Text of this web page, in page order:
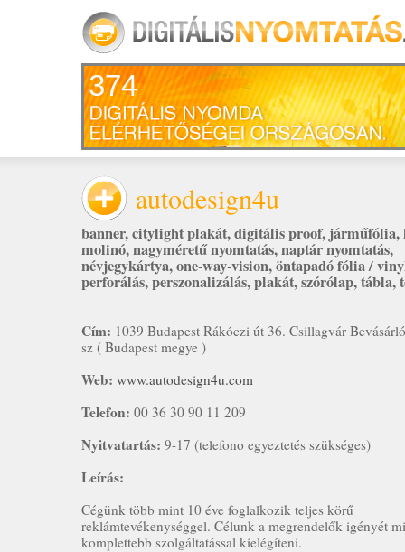
374
autodesign4u
banner,citylight plakát,digitális proof, járműfólia,
molinó,nagyméretű nyomtatás,naptár nyomtatás,
névjegykártya,one-way-vision,öntapadó fólia /
perforálás,perszonalizálás,plakát,szórólap,tábla,
Cím: 1039 Budapest Rákóczi út 36. Csillagvár
sz ( Budapest megye )
Web: www.autodesign4u.com
Telefon: 00 36 30 90 11 209
Nyitvatartás: 9-17 (telefono egyeztetés szükséges)
Leírás:
Cégünk több mint 10 éve foglalkozik teljes körű
reklámtevékenységgel. Célunk a megrendelők igényét
komplettebb szolgáltatással kielégíteni.